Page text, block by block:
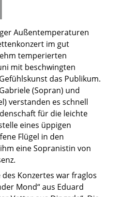
Außentemperaturen
im gut
temperierten
mit beschwingten
das Publikum.
(Sopran) und
verstanden es schnell
für die leichte
eines üppigen
Flügel in den
eine Sopranistin von
Konzertes war fraglos
Mond“ aus Eduard